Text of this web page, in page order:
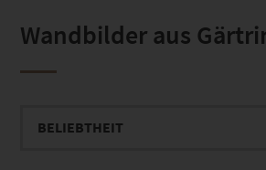
Wandbilder aus